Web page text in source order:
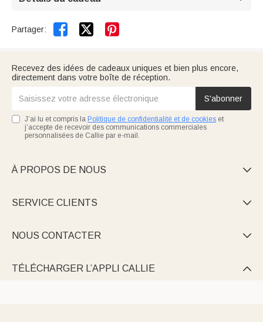
Partager:  
Recevez des idées de cadeaux uniques et bien plus encore,
directement dans votre boîte de réception.
S'abonner
J’ai lu et compris la Politique de confidentialité et de cookies et
j’accepte de recevoir des communications commerciales
personnalisées de Callie par e-mail.
À PROPOS DE NOUS 
SERVICE CLIENTS 
NOUS CONTACTER 
TÉLÉCHARGER L’APPLI CALLIE 